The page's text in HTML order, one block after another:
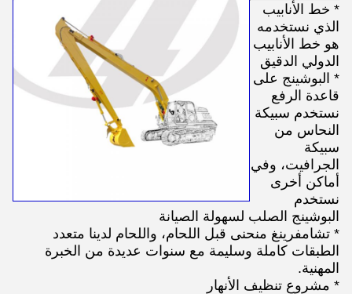
* خط الأنابيب
الذي نستخدمه
هو خط الأنابيب
الدولي الدقيق
* البوشينج على
قاعدة الرفع
نستخدم سبيكة
النحاس من
سبيكة
الجرافيت، وفي
أماكن أخرى
نستخدم
البوشينج الصلب لسهولة الصيانة
* تشامفرينغ منحنى قبل اللحام، واللحام لدينا متعدد
الطبقات كاملة وسليمة مع سنوات عديدة من الخبرة
المهنية.
* مشروع تنظيف الأنهار